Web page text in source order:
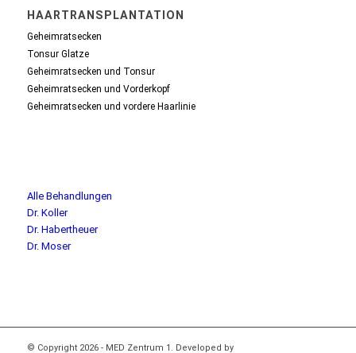
HAARTRANSPLANTATION
Geheimratsecken
Tonsur Glatze
Geheimratsecken und Tonsur
Geheimratsecken und Vorderkopf
Geheimratsecken und vordere Haarlinie
Alle Behandlungen
Dr. Koller
Dr. Habertheuer
Dr. Moser
© Copyright 2026 - MED Zentrum 1. Developed by